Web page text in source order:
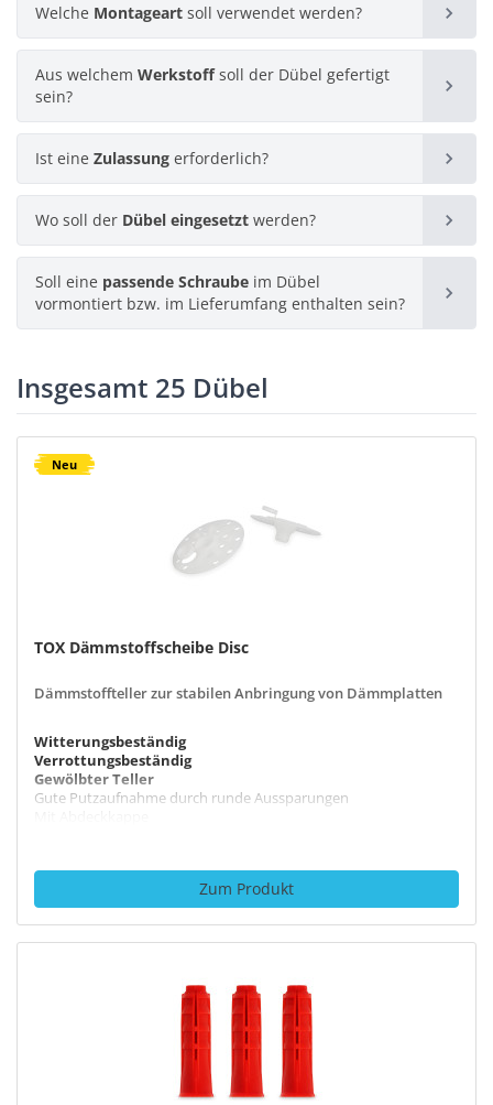
Beton
18 Produkte
Porenbeton
Vollziegel
Hochlochziegel
Kalksandvollstein
4 Produkte
Welche Montageart soll verwendet werden?
Vorsteckmontage
Durchsteckmontage
Aus welchem Werkstoffsoll der Dübel gefertigt
sein?
Kunststoff
Metall
Ist eine Zulassung erforderlich?
Ja
Wo soll der Dübel eingesetzt werden?
Im Innenbereich
Soll eine passende Schraube im Dübel
vormontiert bzw. im Lieferumfang enthalten sein?
9 Produkte
Insgesamt 25 Dübel
Neu
TOX Dämmstoffscheibe Disc
Dämmstoffteller zur stabilen Anbringung von Dämmplatten
Witterungsbeständig
Verrottungsbeständig
Gewölbter Teller
Gute Putzaufnahme durch runde Aussparungen
Zum Produkt